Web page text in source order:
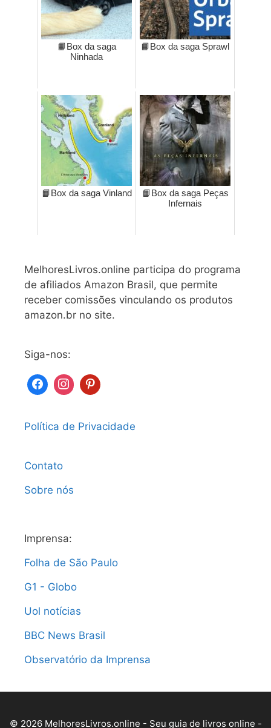
📙Box da saga
Ninhada
📙Box da saga Sprawl
📙Box da saga Vinland
📙Box da saga Peças
Infernais
MelhoresLivros.online participa do programa
de afiliados Amazon Brasil, que permite
receber comissões vinculando os produtos
amazon.br no site.
Siga-nos:
Política de Privacidade
Contato
Sobre nós
Imprensa:
Folha de São Paulo
G1 - Globo
Uol notícias
BBC News Brasil
Observatório da Imprensa
© 2026 MelhoresLivros.online - Seu guia de livros online -